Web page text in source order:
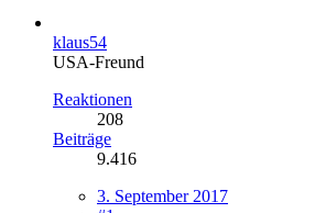
klaus54
USA-Freund
Reaktionen
208
Beiträge
9.416
3. September 2017